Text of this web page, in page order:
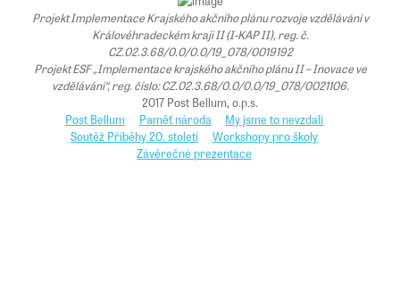
Projekt Implementace Krajského akčního plánu rozvoje vzdělávání v
Královéhradeckém kraji II (I-KAP II), reg. č.
CZ.02.3.68/0.0/0.0/19_078/0019192
Projekt ESF „Implementace krajského akčního plánu II – Inovace ve
vzdělávání“, reg. číslo: CZ.02.3.68/0.0/0.0/19_078/0021106.
2017 Post Bellum, o.p.s.
Post Bellum
Paměť národa
My jsme to nevzdali
Soutěž Příběhy 20. století
Workshopy pro školy
Závěrečné prezentace